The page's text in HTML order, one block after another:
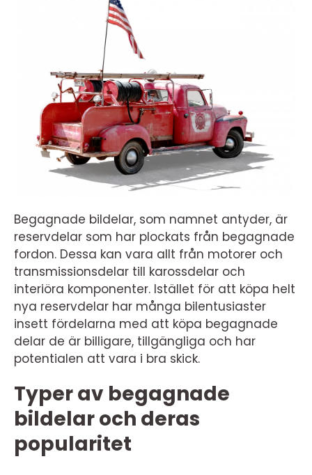
Begagnade bildelar, som namnet antyder, är
reservdelar som har plockats från begagnade
fordon. Dessa kan vara allt från motorer och
transmissionsdelar till karossdelar och
interiöra komponenter. Istället för att köpa helt
nya reservdelar har många bilentusiaster
insett fördelarna med att köpa begagnade
delar de är billigare, tillgängliga och har
potentialen att vara i bra skick.
Typer av begagnade
bildelar och deras
popularitet